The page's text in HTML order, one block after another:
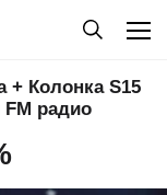
+ Колонка S15
радио